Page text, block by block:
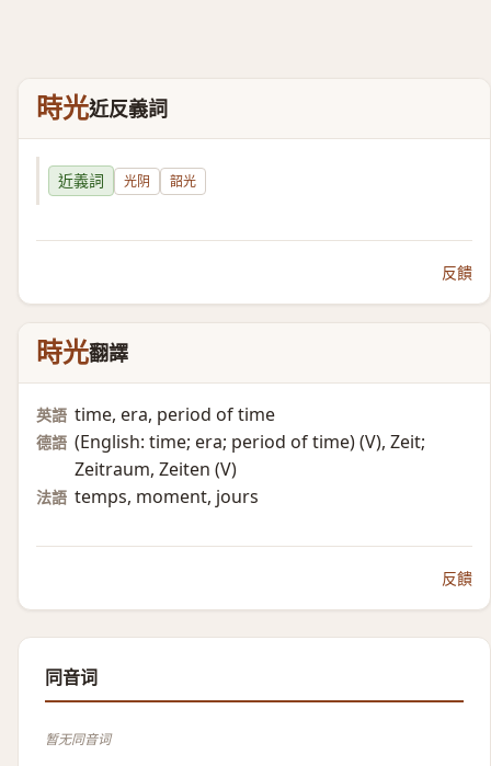
時光近反義詞
近義詞 光阴 韶光
反饋
時光翻譯
英語 time, era, period of time
德語 (English: time; era; period of time)​ (V)​, Zeit;
Zeitraum, Zeiten (V)​
法語 temps, moment, jours
反饋
同音词
暂无同音词